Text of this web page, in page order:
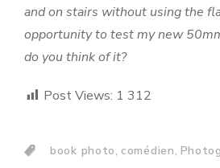
and on stairs without using the
opportunity to test my new
do you think of it?
Post Views: 1 312
book photo, comédien,